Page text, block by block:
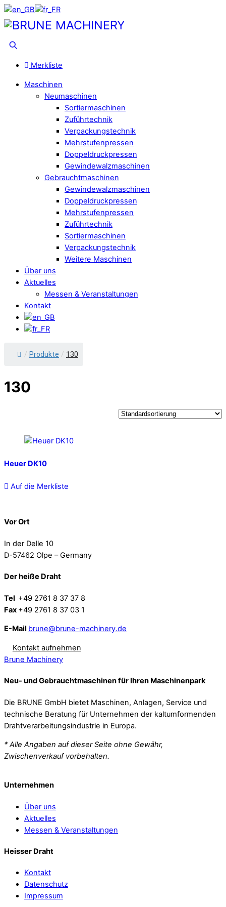
Skip
to
content
Menu
Merkliste
Maschinen
Neumaschinen
Sortiermaschinen
Zuführtechnik
Verpackungstechnik
Mehrstufenpressen
Doppeldruckpressen
Gewindewalzmaschinen
Gebrauchtmaschinen
Gewindewalzmaschinen
Doppeldruckpressen
Mehrstufenpressen
Zuführtechnik
Sortiermaschinen
Verpackungstechnik
Weitere Maschinen
Über uns
Aktuelles
Messen & Veranstaltungen
Kontakt
/ Produkte / 130
130
Heuer DK10
Auf die Merkliste
Vor Ort
In der Delle 10
D-57462 Olpe – Germany
Der heiße Draht
Tel +49 2761 8 37 37 8
Fax +49 2761 8 37 03 1
E-Mail brune@brune-machinery.de
Kontakt aufnehmen
Brune Machinery
Neu- und Gebrauchtmaschinen für Ihren Maschinenpark
Die BRUNE GmbH bietet Maschinen, Anlagen, Service und
technische Beratung für Unternehmen der kaltumformenden
Drahtverarbeitungsindustrie in Europa.
* Alle Angaben auf dieser Seite ohne Gewähr,
Zwischenverkauf vorbehalten.
Unternehmen
Über uns
Aktuelles
Messen & Veranstaltungen
Heisser Draht
Kontakt
Datenschutz
Impressum